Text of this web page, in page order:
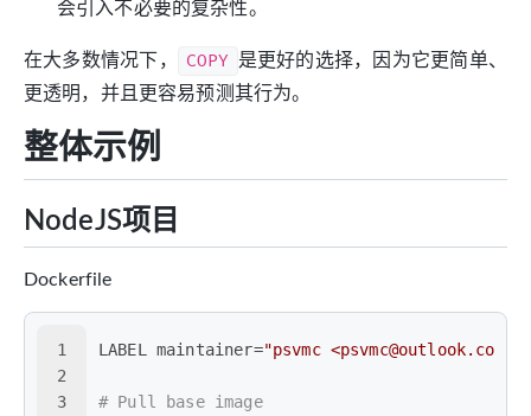
会引入不必要的复杂性。
在大多数情况下， COPY
是更好的选择，因为它更简单、
更透明，并且更容易预测其行为。
整体示例
NodeJS项目
Dockerfile
1
2
3
LABEL maintainer="psvmc <psvmc@outlook.com>"
# Pull base image